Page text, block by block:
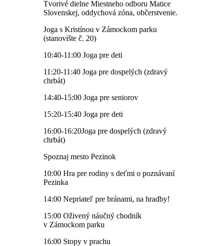
Tvorivé dielne Miestneho odboru Matice
Slovenskej, oddychová zóna, občerstvenie.
Joga s Kristínou v Zámockom parku
(stanovište č. 20)
10:40-11:00 Joga pre deti
11:20-11:40 Joga pre dospelých (zdravý
chrbát)
14:40-15:00 Joga pre seniorov
15:20-15:40 Joga pre deti
16:00-16:20Joga pre dospelých (zdravý
chrbát)
Spoznaj mesto Pezinok
10:00 Hra pre rodiny s deťmi o poznávaní
Pezinka
14:00 Nepriateľ pre bránami, na hradby!
15:00 Oživený náučný chodník
v Zámockom parku
16:00 Stopy v prachu